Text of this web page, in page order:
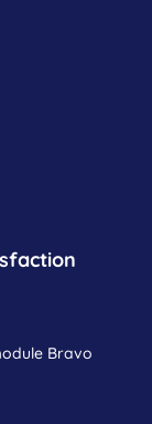
Bravo